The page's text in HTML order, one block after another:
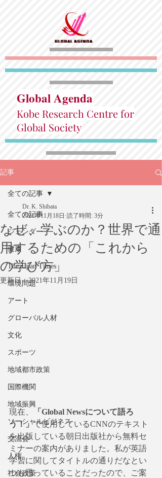
Global Agenda
Kobe Research Centre for
Global Society
記事
全ての記事
ジェンダー
健康
The Japan Times
環境問題
アート
グローバル人材
文化
スポーツ
地域都市政策
国際機関
地域振興
ソーシャルビジネス
交流会
人権
社会政策
全ての記事
なぜ、学ぶのか？世界で通
用するための「これから
の学び方」
Dr. K. Shibata
2021年11月18日 読了時間: 3分
更新日：2021年11月19日
現在、
「Global Newsについて語ろ
う！」で使用しているCNNのテキスト
を出版している朝日出版社から無料セ
ミナーの案内がありました。私が英語
学習に関してタイトルの通りだなとい
つも思っていることだったので、ご案